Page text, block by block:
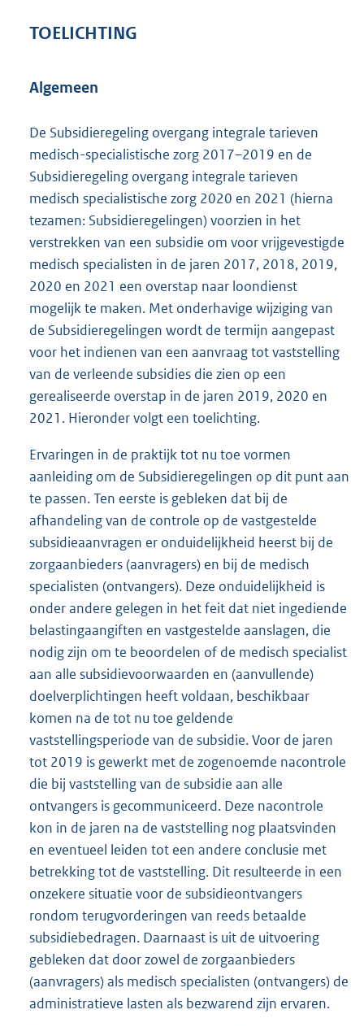
TOELICHTING
Algemeen
De Subsidieregeling overgang integrale tarieven
medisch-specialistische zorg 2017–2019 en de
Subsidieregeling overgang integrale tarieven
medisch specialistische zorg 2020 en 2021 (hierna
tezamen: Subsidieregelingen) voorzien in het
verstrekken van een subsidie om voor vrijgevestigde
medisch specialisten in de jaren 2017, 2018, 2019,
2020 en 2021 een overstap naar loondienst
mogelijk te maken. Met onderhavige wijziging van
de Subsidieregelingen wordt de termijn aangepast
voor het indienen van een aanvraag tot vaststelling
van de verleende subsidies die zien op een
gerealiseerde overstap in de jaren 2019, 2020 en
2021. Hieronder volgt een toelichting.
Ervaringen in de praktijk tot nu toe vormen
aanleiding om de Subsidieregelingen op dit punt aan
te passen. Ten eerste is gebleken dat bij de
afhandeling van de controle op de vastgestelde
subsidieaanvragen er onduidelijkheid heerst bij de
zorgaanbieders (aanvragers) en bij de medisch
specialisten (ontvangers). Deze onduidelijkheid is
onder andere gelegen in het feit dat niet ingediende
belastingaangiften en vastgestelde aanslagen, die
nodig zijn om te beoordelen of de medisch specialist
aan alle subsidievoorwaarden en (aanvullende)
doelverplichtingen heeft voldaan, beschikbaar
komen na de tot nu toe geldende
vaststellingsperiode van de subsidie. Voor de jaren
tot 2019 is gewerkt met de zogenoemde nacontrole
die bij vaststelling van de subsidie aan alle
ontvangers is gecommuniceerd. Deze nacontrole
kon in de jaren na de vaststelling nog plaatsvinden
en eventueel leiden tot een andere conclusie met
betrekking tot de vaststelling. Dit resulteerde in een
onzekere situatie voor de subsidieontvangers
rondom terugvorderingen van reeds betaalde
subsidiebedragen. Daarnaast is uit de uitvoering
gebleken dat door zowel de zorgaanbieders
(aanvragers) als medisch specialisten (ontvangers) de
administratieve lasten als bezwarend zijn ervaren.